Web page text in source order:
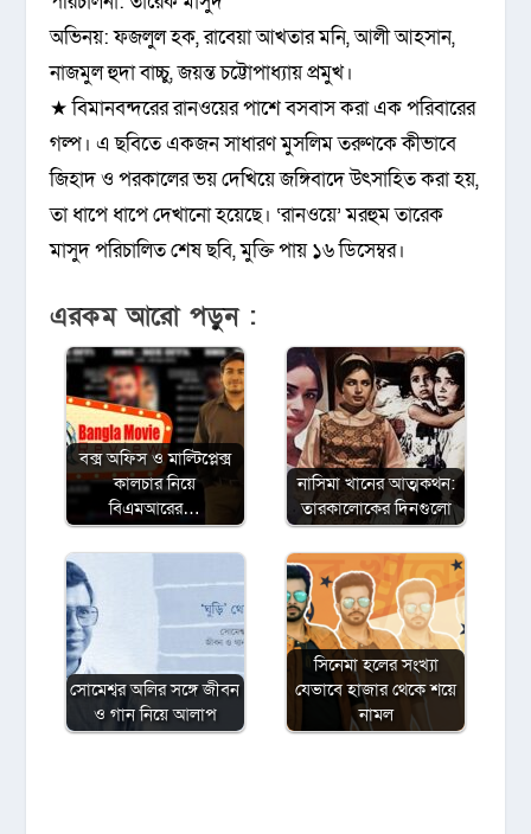
অভিনয়: ফজলুল হক, রাবেয়া আখতার মনি, আলী আহসান,
নাজমুল হুদা বাচ্চু, জয়ন্ত চট্টোপাধ্যায় প্রমুখ।
★ বিমানবন্দরের রানওয়ের পাশে বসবাস করা এক পরিবারের
গল্প। এ ছবিতে একজন সাধারণ মুসলিম তরুণকে কীভাবে
জিহাদ ও পরকালের ভয় দেখিয়ে জঙ্গিবাদে উৎসাহিত করা হয়,
তা ধাপে ধাপে দেখানো হয়েছে। ‘রানওয়ে’ মরহুম তারেক
মাসুদ পরিচালিত শেষ ছবি, মুক্তি পায় ১৬ ডিসেম্বর।
এরকম আরো পড়ুন :
বক্স অফিস ও মাল্টিপ্লেক্স
কালচার নিয়ে
বিএমআরের…
নাসিমা খানের আত্মকথন:
তারকালোকের দিনগুলো
সোমেশ্বর অলির সঙ্গে জীবন
ও গান নিয়ে আলাপ
সিনেমা হলের সংখ্যা
যেভাবে হাজার থেকে শয়ে
নামল